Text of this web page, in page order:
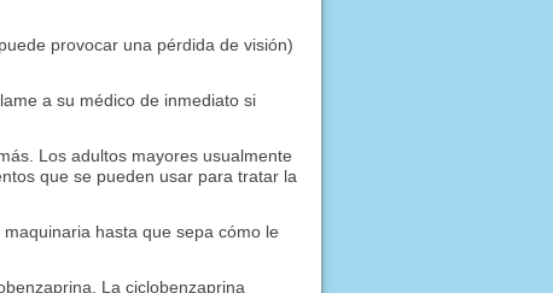
provocar una pérdida de visión)
a su médico de inmediato si
Los adultos mayores usualmente
que se pueden usar para tratar la
hasta que sepa cómo le
La ciclobenzaprina